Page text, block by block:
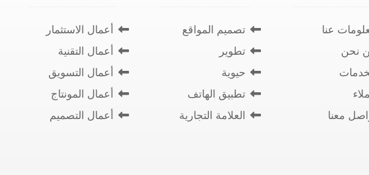
عنا
نحن
معنا
تصميم المواقع
تطوير
حيوية
تطبيق الهاتف
العلامة التجارية
أعمال الاستثمار
أعمال التقنية
أعمال التسويق
أعمال المونتاج
أعمال التصميم